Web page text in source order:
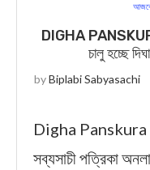
DIGHA
চালু হচ্ছে
byBiplabi Sabyasachi
Digha Panskura
সব্যসাচী পত্রিকা